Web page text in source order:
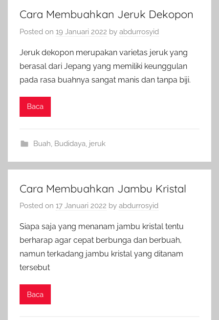
Cara Membuahkan Jeruk Dekopon
Posted on 19 Januari 2022 by abdurrosyid
Jeruk dekopon merupakan varietas jeruk yang
berasal dari Jepang yang memiliki keunggulan
pada rasa buahnya sangat manis dan tanpa biji.
Baca
Buah Budidaya jeruk
Cara Membuahkan Jambu Kristal
Posted on 17 Januari 2022 by abdurrosyid
Siapa saja yang menanam jambu kristal tentu
berharap agar cepat berbunga dan berbuah,
namun terkadang jambu kristal yang ditanam
tersebut
Baca